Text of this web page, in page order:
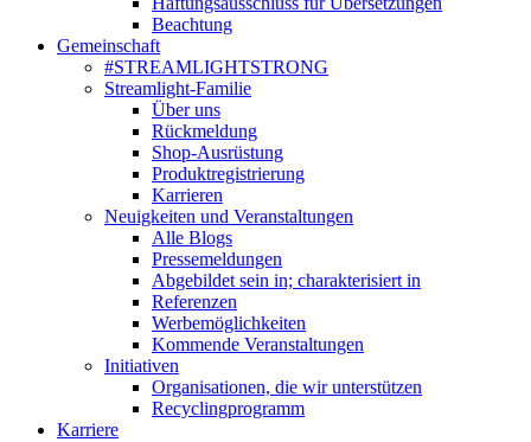
Beachtung
Gemeinschaft
#STREAMLIGHTSTRONG
Streamlight-Familie
Über uns
Rückmeldung
Shop-Ausrüstung
Produktregistrierung
Karrieren
Neuigkeiten und Veranstaltungen
Alle Blogs
Pressemeldungen
Abgebildet sein in; charakterisiert in
Referenzen
Werbemöglichkeiten
Kommende Veranstaltungen
Initiativen
Organisationen, die wir unterstützen
Recyclingprogramm
Karriere